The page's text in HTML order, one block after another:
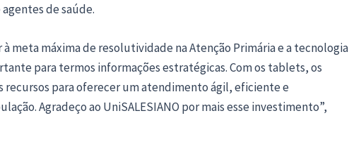
de saúde.
à meta máxima de resolutividade na Atenção Primária e a tecnologia
para termos informações estratégicas. Com os tablets, os
recursos para oferecer um atendimento ágil, eficiente e
Agradeço ao UniSALESIANO por mais esse investimento”,